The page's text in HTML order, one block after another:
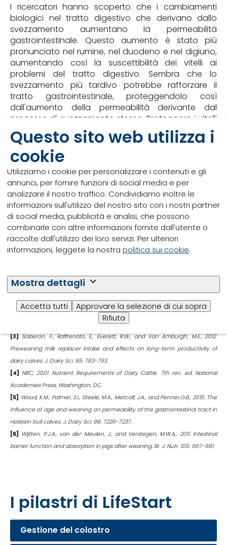
Questo sito web utilizza i
cookie
Utilizziamo i cookie per personalizzare i contenuti e gli
annunci, per fornire funzioni di social media e per
analizzare il nostro traffico. Condividiamo inoltre le
informazioni sull'utilizzo del nostro sito con i nostri partner
di social media, pubblicità e analisi, che possono
combinarle con altre informazioni fornite dall'utente o
raccolte dall'utilizzo dei loro servizi. Per ulteriori
informazioni, leggete la nostra politica sui cookie.
Mostra dettagli
Accetta tutti
Approvare la selezione di cui sopra
Rifiuta
I ricercatori hanno scoperto che i cambiamenti
biologici nel tratto digestivo che derivano dallo
svezzamento aumentano la permeabilità
gastrointestinale. Questo aumento è stato più
pronunciato nel rumine, nel duodeno e nel digiuno,
aumentando così la suscettibilità dei vitelli ai
problemi del tratto digestivo. Sembra che lo
svezzamento più tardivo potrebbe rafforzare il
tratto gastrointestinale, proteggendolo così
dall'aumento della permeabilità derivante dal
processo di svezzamento stesso. Proteggere i vitelli
dai problemi al tratto gastrointestinale, comprese le
diarree, potrebbe quindi essere un'altra ragione per
attuare uno svezzamento più tardivo.
Scarica l'articolo
[1] NAHMS. 2007. Dairy 2007 Heifer calf health and management practices
on US dairy operations. USDA Animal and Plant Inspection Service (APHIS), Fort
Collins, CO.
[3] Soberon, F., Raffrenato, E., Everett, R.W., and Van Amburgh, M.E., 2012.
Preweaning milk replacer intake and effects on long-term productivity of
dairy calves. J. Dairy Sci. 95: 783-793.
[4] NRC, 2001. Nutrient Requirements of Dairy Cattle. 7th rev. ed. National
Academies Press, Washington, DC.
[5] Wood, K.M., Palmer, S.I., Steele, M.A., Metcalf, J.A., and Penner,G.B., 2015. The
influence of age and weaning on permeability of the gastrointestinal tract in
Holstein bull calves. J. Dairy Sci. 98: 7226-7237.
[6]
Wijtten, P.J.A., van der Meulen, J., and Verstegen, M.W.A., 2011. Intestinal
barrier function and absorption in pigs after weaning. Br. J. Nutr. 105: 967-981.
I pilastri di LifeStart
Gestione del colostro